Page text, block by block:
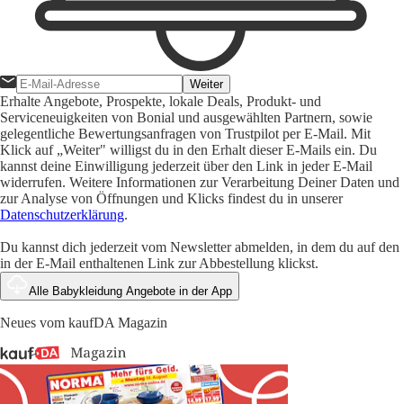
Weiter
Erhalte Angebote, Prospekte, lokale Deals, Produkt- und
Serviceneuigkeiten von Bonial und ausgewählten Partnern, sowie
gelegentliche Bewertungsanfragen von Trustpilot per E-Mail. Mit
Klick auf „Weiter" willigst du in den Erhalt dieser E-Mails ein. Du
kannst deine Einwilligung jederzeit über den Link in jeder E-Mail
widerrufen. Weitere Informationen zur Verarbeitung Deiner Daten und
zur Analyse von Öffnungen und Klicks findest du in unserer
Datenschutzerklärung.
Du kannst dich jederzeit vom Newsletter abmelden, in dem du auf den
in der E-Mail enthaltenen Link zur Abbestellung klickst.
Alle Babykleidung Angebote in der App
Neues vom kaufDA Magazin